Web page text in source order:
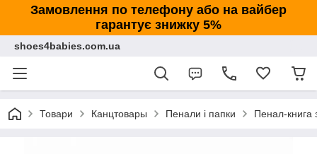
Замовлення по телефону або на вайбер
гарантує знижку 5%
shoes4babies.com.ua
Товари Канцтовары Пенали і папки Пенал-книга